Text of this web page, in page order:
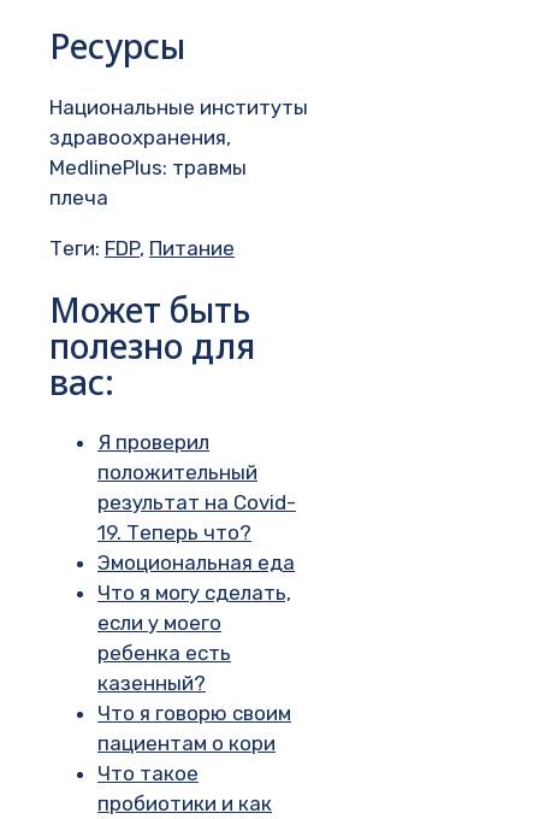
Ресурсы
Национальные институты
здравоохранения,
MedlinePlus: травмы
плеча
Теги: FDP, Питание
Может быть
полезно для
вас:
Я проверил
положительный
результат на Covid-
19. Теперь что?
Эмоциональная еда
Что я могу сделать,
если у моего
ребенка есть
казенный?
Что я говорю своим
пациентам о кори
Что такое
пробиотики и как